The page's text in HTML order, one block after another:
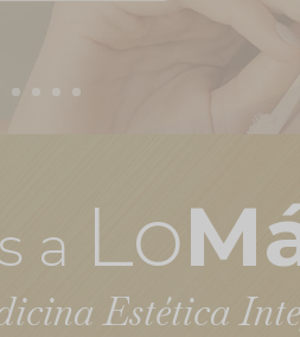
a Lo
Estética